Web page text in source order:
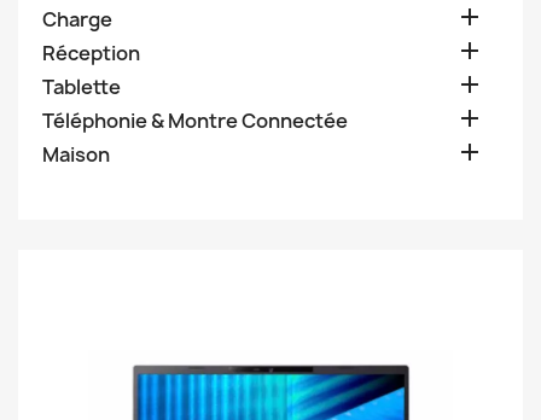
Charge 
Réception 
Tablette 
Téléphonie & Montre Connectée 
Maison 